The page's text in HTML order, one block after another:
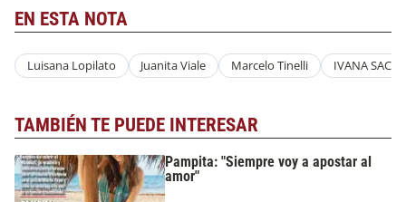
EN ESTA NOTA
Luisana Lopilato Juanita Viale Marcelo Tinelli IVANA
TAMBIÉN TE PUEDE INTERESAR
Pampita: "Siempre voy a apostar al
amor"